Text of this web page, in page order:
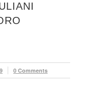
0 Comments